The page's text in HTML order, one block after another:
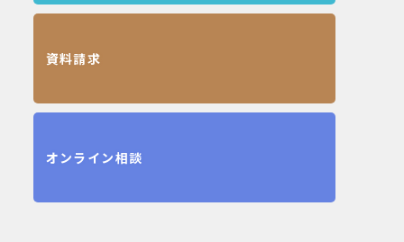
資料請求
オンライン相談